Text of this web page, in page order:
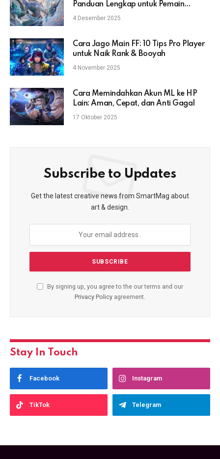
Panduan Lengkap untuk Pemain
Mobile Legends
4 Desember 2025
Cara Jago Main FF: 10 Tips Pro Player
untuk Naik Rank & Booyah
4 November 2025
Cara Memindahkan Akun ML ke HP
Lain: Aman, Cepat, dan Anti Gagal
17 Oktober 2025
Subscribe to Updates
Get the latest creative news from SmartMag about
art & design.
By signing up, you agree to the our terms and our
Privacy Policy agreement.
Stay In Touch
Facebook Instagram
TikTok Telegram